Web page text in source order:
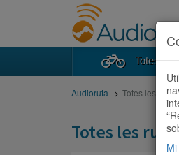
Totes les
Audioruta Totes les rutes
Totes les